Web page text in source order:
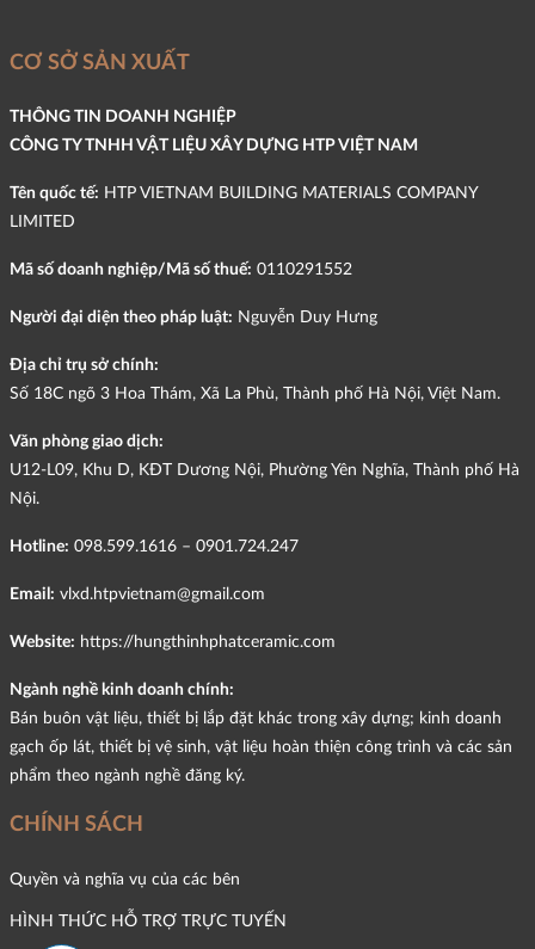
CƠ SỞ SẢN XUẤT
THÔNG TIN DOANH NGHIỆP
CÔNG TY TNHH VẬT LIỆU XÂY DỰNG HTP VIỆT NAM
Tên quốc tế: HTP VIETNAM BUILDING MATERIALS COMPANY
LIMITED
Mã số doanh nghiệp/Mã số thuế: 0110291552
Người đại diện theo pháp luật: Nguyễn Duy Hưng
Địa chỉ trụ sở chính:
Số 18C ngõ 3 Hoa Thám, Xã La Phù, Thành phố Hà Nội, Việt Nam.
Văn phòng giao dịch:
U12-L09, Khu D, KĐT Dương Nội, Phường Yên Nghĩa, Thành phố Hà
Nội.
Hotline: 098.599.1616 – 0901.724.247
Email: vlxd.htpvietnam@gmail.com
Website: https://hungthinhphatceramic.com
Ngành nghề kinh doanh chính:
Bán buôn vật liệu, thiết bị lắp đặt khác trong xây dựng; kinh doanh
gạch ốp lát, thiết bị vệ sinh, vật liệu hoàn thiện công trình và các sản
phẩm theo ngành nghề đăng ký.
CHÍNH SÁCH
Quyền và nghĩa vụ của các bên
HÌNH THỨC HỖ TRỢ TRỰC TUYẾN